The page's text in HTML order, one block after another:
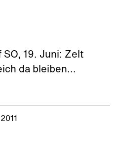
SO, 19. Juni: Zelt
da bleiben...